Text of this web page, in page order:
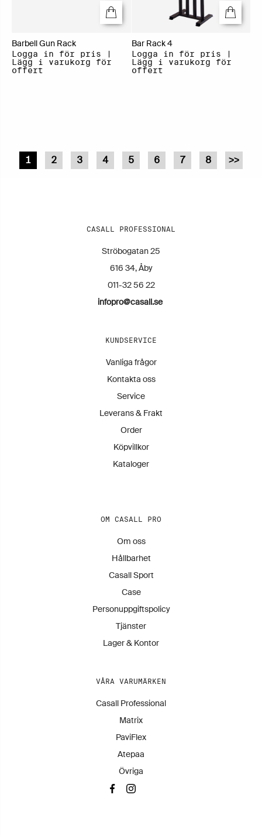
Barbell Gun Rack
Logga in för pris |
Lägg i varukorg för
offert
Bar Rack 4
Logga in för pris |
Lägg i varukorg för
offert
1 2 3 4 5 6 7 8 >>
CASALL PROFESSIONAL
Ströbogatan 25
616 34, Åby
011-32 56 22
infopro@casall.se
KUNDSERVICE
Vanliga frågor
Kontakta oss
Service
Leverans & Frakt
Order
Köpvillkor
Kataloger
OM CASALL PRO
Om oss
Hållbarhet
Casall Sport
Case
Personuppgiftspolicy
Tjänster
Lager & Kontor
VÅRA VARUMÄRKEN
Casall Professional
Matrix
PaviFlex
Atepaa
Övriga